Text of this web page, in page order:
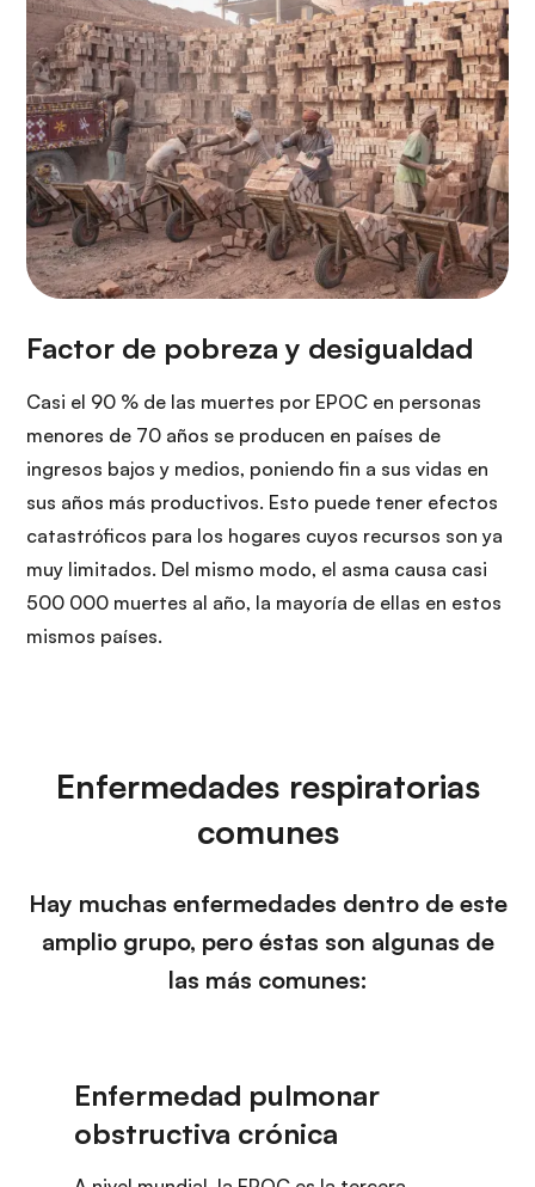
Casi el 90 % de las muertes por EPOC en personas
menores de 70 años se producen en países de
ingresos bajos y medios, poniendo fin a sus vidas en
sus años más productivos. Esto puede tener efectos
catastróficos para los hogares cuyos recursos son ya
muy limitados. Del mismo modo, el asma causa casi
500 000 muertes al año, la mayoría de ellas en estos
mismos países.
Enfermedades respiratorias
comunes
Hay muchas enfermedades dentro de este
amplio grupo, pero éstas son algunas de
las más comunes: